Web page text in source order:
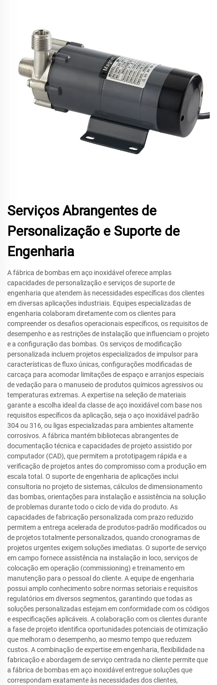
Serviços Abrangentes de
Personalização e Suporte de
Engenharia
A fábrica de bombas em aço inoxidável oferece amplas
capacidades de personalização e serviços de suporte de
engenharia que atendem às necessidades específicas dos clientes
em diversas aplicações industriais. Equipes especializadas de
engenharia colaboram diretamente com os clientes para
compreender os desafios operacionais específicos, os requisitos de
desempenho e as restrições de instalação que influenciam o projeto
e a configuração das bombas. Os serviços de modificação
personalizada incluem projetos especializados de impulsor para
características de fluxo únicas, configurações modificadas de
carcaça para acomodar limitações de espaço e arranjos especiais
de vedação para o manuseio de produtos químicos agressivos ou
temperaturas extremas. A expertise na seleção de materiais
garante a escolha ideal da classe de aço inoxidável com base nos
requisitos específicos da aplicação, seja o aço inoxidável padrão
304 ou 316, ou ligas especializadas para ambientes altamente
corrosivos. A fábrica mantém bibliotecas abrangentes de
documentação técnica e capacidades de projeto assistido por
computador (CAD), que permitem a prototipagem rápida e a
verificação de projetos antes do compromisso com a produção em
escala total. O suporte de engenharia de aplicações inclui
consultoria no projeto de sistemas, cálculos de dimensionamento
das bombas, orientações para instalação e assistência na solução
de problemas durante todo o ciclo de vida do produto. As
capacidades de fabricação personalizada com prazo reduzido
permitem a entrega acelerada de produtos-padrão modificados ou
de projetos totalmente personalizados, quando cronogramas de
projetos urgentes exigem soluções imediatas. O suporte de serviço
em campo fornece assistência na instalação in loco, serviços de
colocação em operação (commissioning) e treinamento em
manutenção para o pessoal do cliente. A equipe de engenharia
possui amplo conhecimento sobre normas setoriais e requisitos
regulatórios em diversos segmentos, garantindo que todas as
soluções personalizadas estejam em conformidade com os códigos
e especificações aplicáveis. A colaboração com os clientes durante
a fase de projeto identifica oportunidades potenciais de otimização
que melhoram o desempenho, ao mesmo tempo que reduzem
custos. A combinação de expertise em engenharia, flexibilidade na
fabricação e abordagem de serviço centrada no cliente permite que
a fábrica de bombas em aço inoxidável entregue soluções que
correspondam exatamente às necessidades dos clientes,